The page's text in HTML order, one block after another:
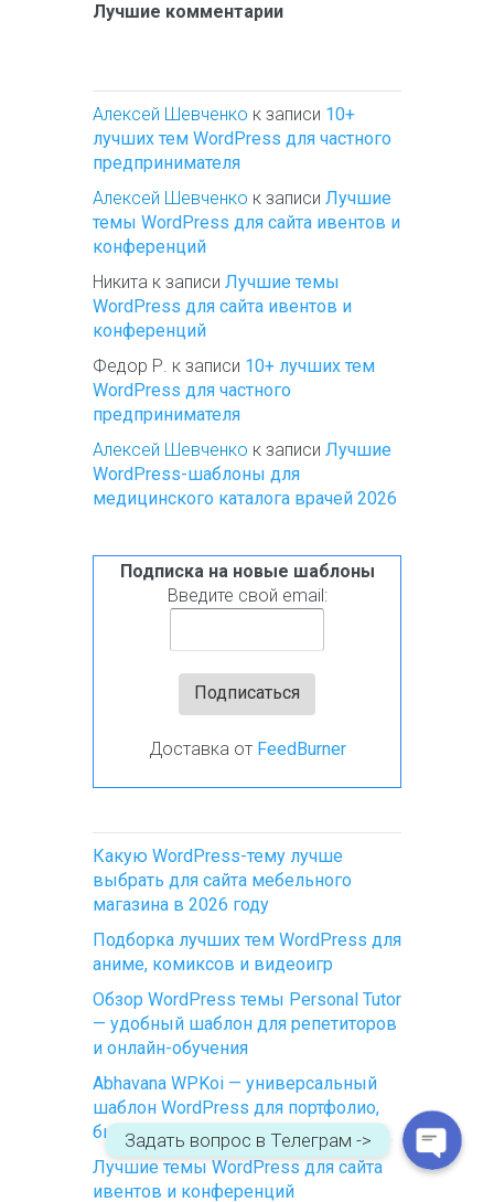
Лучшие комментарии
Алексей Шевченко к записи 10+
лучших тем WordPress для частного
предпринимателя
Алексей Шевченко к записи Лучшие
темы WordPress для сайта ивентов и
конференций
Никита к записи Лучшие темы
WordPress для сайта ивентов и
конференций
Федор Р. к записи 10+ лучших тем
WordPress для частного
предпринимателя
Алексей Шевченко к записи Лучшие
WordPress-шаблоны для
медицинского каталога врачей 2026
Подписка на новые шаблоны
Введите свой email:
Доставка от FeedBurner
Какую WordPress-тему лучше
выбрать для сайта мебельного
магазина в 2026 году
Подборка лучших тем WordPress для
аниме, комиксов и видеоигр
Обзор WordPress темы Personal Tutor
— удобный шаблон для репетиторов
и онлайн-обучения
Abhavana WPKoi — универсальный
шаблон WordPress для портфолио,
бизнеса и блогов
Лучшие темы WordPress для сайта
ивентов и конференций
Задать вопрос в Телеграм ->